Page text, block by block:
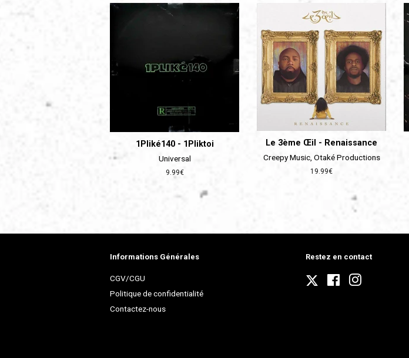
1Pliké140 - 1Pliktoi
Universal
Prix
9.99€
Le 3ème Œil - Renaissance
Creepy Music, Otaké Productions
Prix
19.99€
Informations Générales
CGV/CGU
Politique de confidentialité
Contactez-nous
Restez en contact
Twitter Facebook